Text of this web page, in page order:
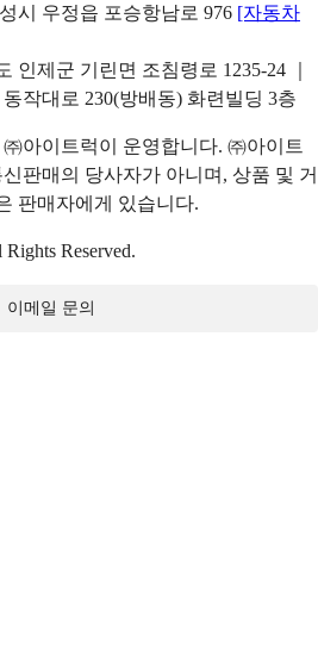
시 우정읍 포승항남로 976 [자동차
인제군 기린면 조침령로 1235-24 ｜
작대로 230(방배동) 화련빌딩 3층
아이트럭이 운영합니다. ㈜아이트
판매의 당사자가 아니며, 상품 및 거
판매자에게 있습니다.
Reserved.
이메일 문의